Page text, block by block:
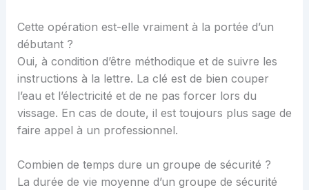
Cette opération est-elle vraiment à la portée d’un
débutant ?
Oui, à condition d’être méthodique et de suivre les
instructions à la lettre. La clé est de bien couper
l’eau et l’électricité et de ne pas forcer lors du
vissage. En cas de doute, il est toujours plus sage de
faire appel à un professionnel.
Combien de temps dure un groupe de sécurité ?
La durée de vie moyenne d’un groupe de sécurité